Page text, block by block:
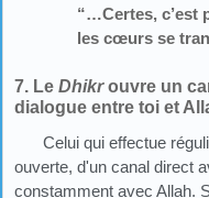
“…Certes, c’est
les cœurs se
7. Le Dhikrouvre un
dialogue entre toi et
Celui qui effectue
ouverte, d'un canal direct
constamment avec Allah.